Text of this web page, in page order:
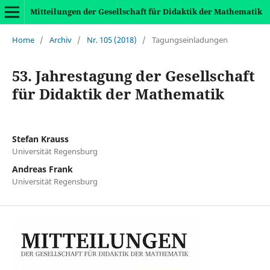
Mitteilungen der Gesellschaft für Didaktik der Mathematik
Home / Archiv / Nr. 105 (2018) / Tagungseinladungen
53. Jahrestagung der Gesellschaft
für Didaktik der Mathematik
Stefan Krauss
Universität Regensburg
Andreas Frank
Universität Regensburg